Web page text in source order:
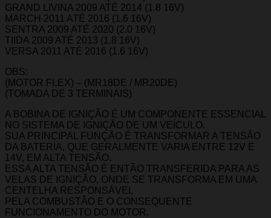
GRAND LIVINA 2009 ATÉ 2014 (1.8 16V)
MARCH 2011 ATÉ 2016 (1.6 16V)
SENTRA 2009 ATÉ 2020 (2.0 16V)
TIIDA 2009 ATÉ 2013 (1.8 16V)
VERSA 2011 ATÉ 2016 (1.6 16V)
OBS:
(MOTOR FLEX) – (MR18DE / MR20DE)
(TOMADA DE 3 TERMINAIS)
A BOBINA DE IGNIÇÃO É UM COMPONENTE ESSENCIAL
NO SISTEMA DE IGNIÇÃO DE UM VEÍCULO.
SUA PRINCIPAL FUNÇÃO É TRANSFORMAR A TENSÃO
DA BATERIA, QUE GERALMENTE VARIA ENTRE 12V E
14V, EM ALTA TENSÃO.
ESSA ALTA TENSÃO É ENTÃO TRANSFERIDA PARA AS
VELAS DE IGNIÇÃO, ONDE SE TRANSFORMA EM UMA
CENTELHA RESPONSÁVEL
PELA COMBUSTÃO E O CONSEQUENTE
FUNCIONAMENTO DO MOTOR.